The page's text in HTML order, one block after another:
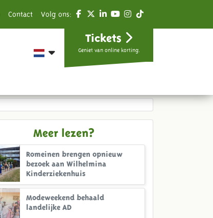
Contact Volg ons:
Tickets
Geniet van online korting.
Meer lezen?
Romeinen brengen opnieuw
bezoek aan Wilhelmina
Kinderziekenhuis
Modeweekend behaald
landelijke AD